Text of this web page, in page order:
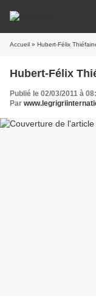
Accueil » Hubert-Félix
Hubert-Félix
Publié le 02/03/2011 à
Par